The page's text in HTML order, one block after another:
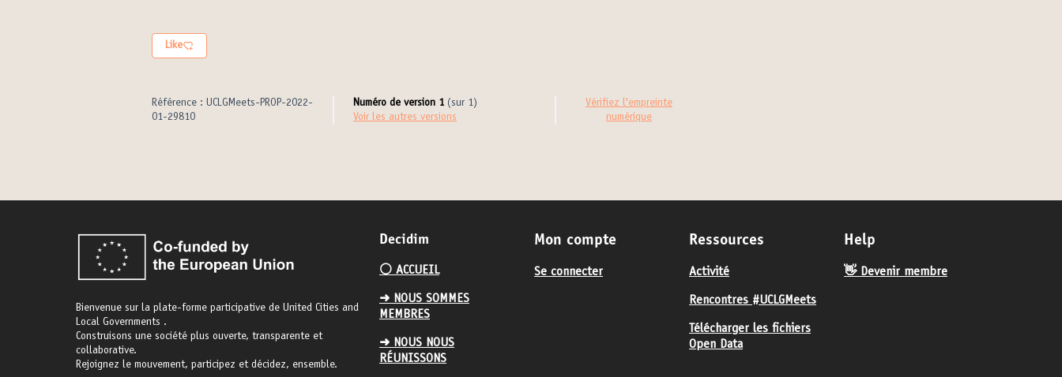
Like
Référence : UCLGMeets-PROP-2022-
01-29810
Numéro de version 1(sur 1)
voir les autres versions
Vérifiez l'empreinte
numérique
Bienvenue sur la plate-forme participative de United Cities and
Local Governments .
Construisons une société plus ouverte, transparente et
collaborative.
Rejoignez le mouvement, participez et décidez, ensemble.
Decidim
⚪️ ACCUEIL
➜ NOUS SOMMES
MEMBRES
➜ NOUS NOUS
RÉUNISSONS
Mon compte
Se connecter
Ressources
Activité
Rencontres #UCLGMeets
Télécharger les fichiers
Open Data
Help
👋 Devenir membre